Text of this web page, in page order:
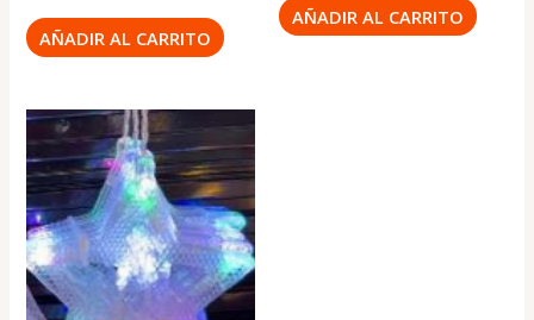
AÑADIR AL CARRITO
AÑADIR AL CARRITO
El
precio
original
era:
₡4,450
El
precio
actual
es:
.
₡2,950